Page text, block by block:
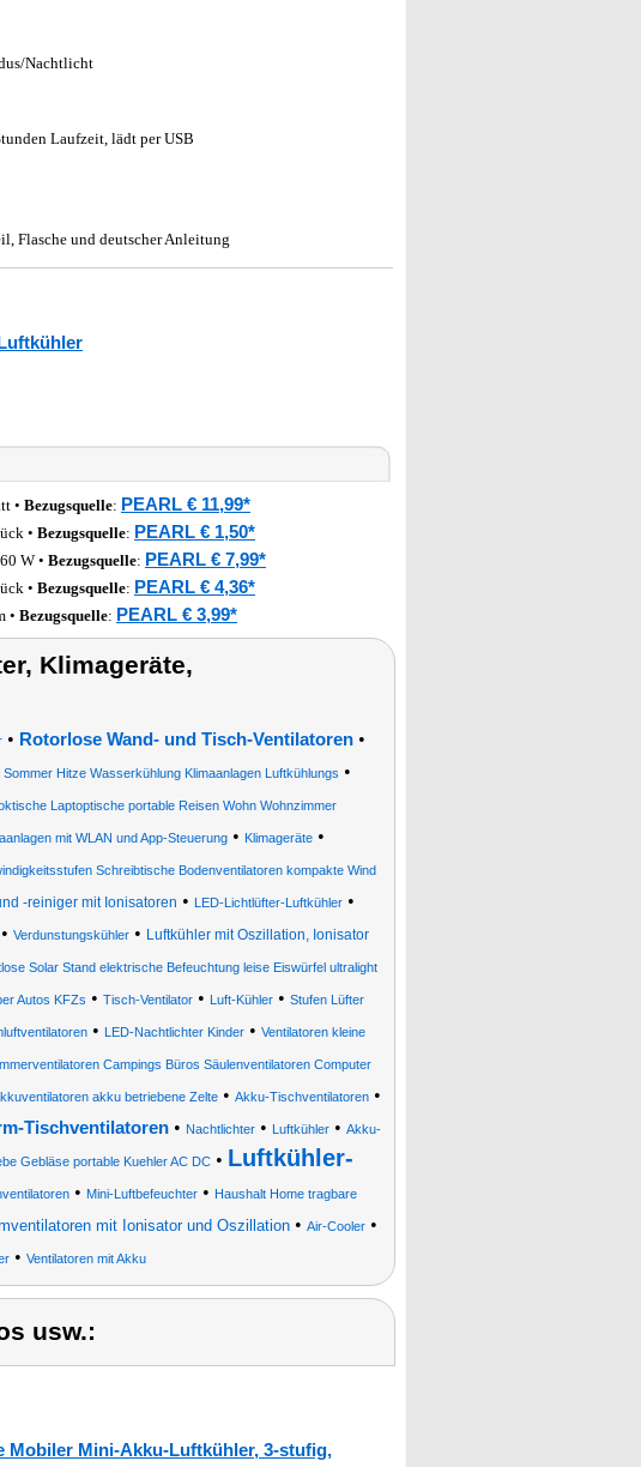
Nachtlicht
Laufzeit, lädt per USB
Flasche und deutscher Anleitung
• Bezugsquelle: PEARL € 11,99*
• Bezugsquelle: PEARL € 1,50*
W • Bezugsquelle: PEARL € 7,99*
• Bezugsquelle: PEARL € 4,36*
• Bezugsquelle: PEARL € 3,99*
Klimageräte,
• Rotorlose Wand- und Tisch-Ventilatoren•
Hitze Wasserkühlung Klimaanlagen Luftkühlungs •
Laptoptische portable Reisen Wohn Wohnzimmer
mit WLAN und App-Steuerung • Klimageräte •
Schreibtische Bodenventilatoren kompakte Wind
-reiniger mit Ionisatoren • LED-Lichtlüfter-Luftkühler •
• Verdunstungskühler • Luftkühler mit Oszillation, Ionisator
Solar Stand elektrische Befeuchtung leise Eiswürfel ultralight
Autos KFZs • Tisch-Ventilator• Luft-Kühler• Stufen Lüfter
• LED-Nachtlichter Kinder• Ventilatoren kleine
Campings Büros Säulenventilatoren Computer
akku betriebene Zelte• Akku-Tischventilatoren•
Tischventilatoren• Nachtlichter• Luftkühler• Akku-
Gebläse portable Kuehler AC DC• Luftkühler-
• Mini-Luftbefeuchter• Haushalt Home tragbare
mit Ionisator und Oszillation• Air-Cooler•
• Ventilatoren mit Akku
usw.:
Mobiler Mini-Akku-Luftkühler, 3-stufig,